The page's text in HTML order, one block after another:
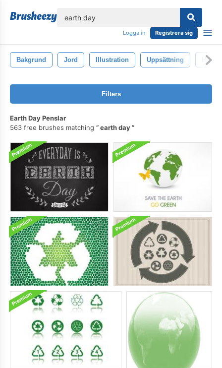
Logga in Registrera sig
Bakgrund Jord Illustration Uppsättning
Filters
Earth Day Penslar
563 free brushes matching
earth day